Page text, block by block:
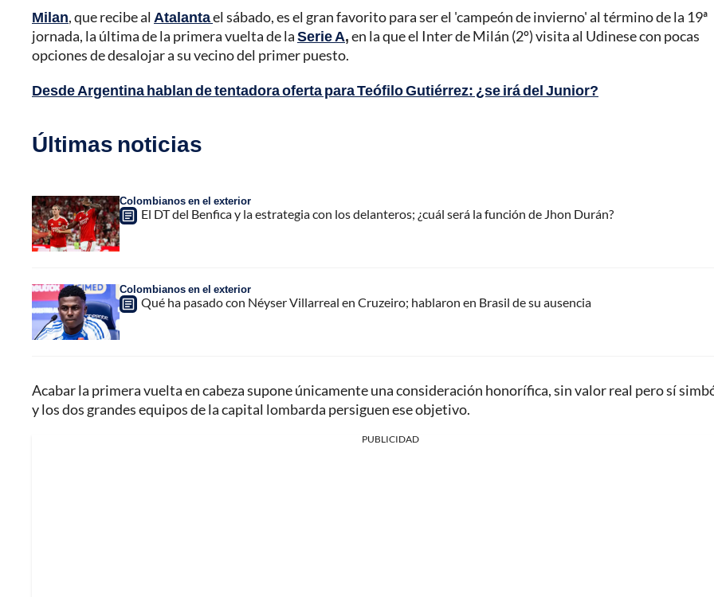
Milan, que recibe al Atalantael sábado, es el gran favorito para ser el 'campeón de invierno' al término de la 19ª
jornada, la última de la primera vuelta de laSerie A,en la que el Inter de Milán (2º) visita al Udinese con pocas
opciones de desalojar a su vecino del primer puesto.
Desde Argentina hablan de tentadora oferta para Teófilo Gutiérrez: ¿se irá del Junior?
Últimas noticias
Colombianos en el exterior
El DT del Benfica y la estrategia con los delanteros; ¿cuál será la función de Jhon Durán?
Colombianos en el exterior
Qué ha pasado con Néyser Villarreal en Cruzeiro; hablaron en Brasil de su ausencia
Acabar la primera vuelta en cabeza supone únicamente una consideración honorífica, sin valor real pero sí
y los dos grandes equipos de la capital lombarda persiguen ese objetivo.
PUBLICIDAD